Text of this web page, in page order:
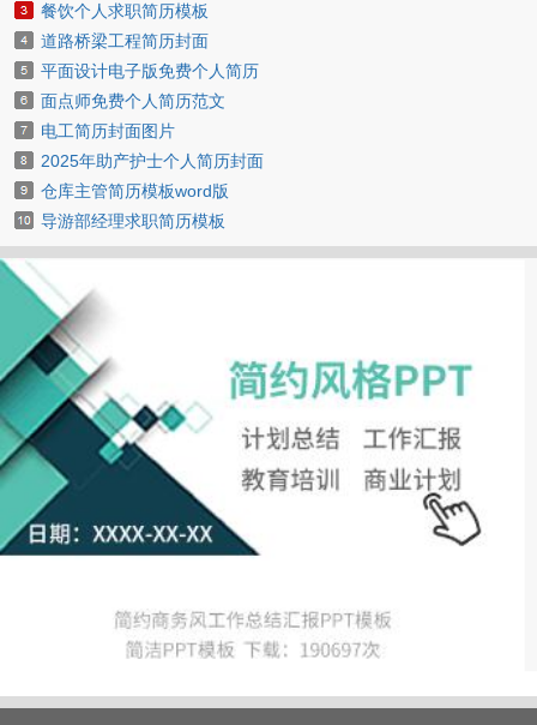
餐饮个人求职简历模板
道路桥梁工程简历封面
平面设计电子版免费个人简历
面点师免费个人简历范文
电工简历封面图片
2025年助产护士个人简历封面
仓库主管简历模板word版
导游部经理求职简历模板